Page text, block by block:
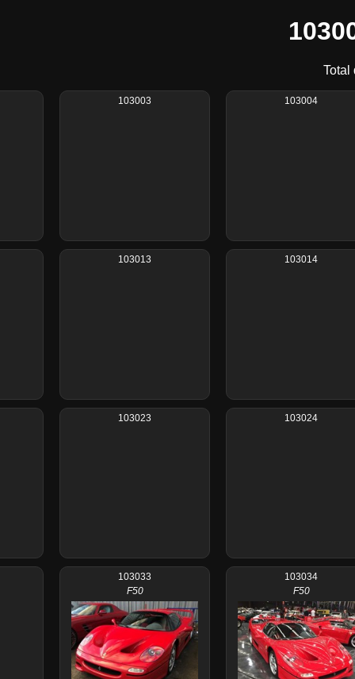
Total
103003 103004
103013 103014
103023 103024
103033
F50
103034
F50